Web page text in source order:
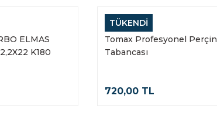
ELMAS
K180
TÜKENDİ
TOMAX
Tomax Profesyonel Perçin
Tabancası
720,00 TL